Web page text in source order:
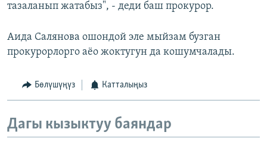
тазаланып жатабыз", - деди баш прокурор.
Аида Салянова ошондой эле мыйзам бузган
прокурорлорго аёо жоктугун да кошумчалады.
Бөлүшүңүз Катталыңыз
Дагы кызыктуу баяндар